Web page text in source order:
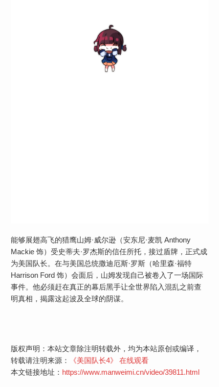
能够展翅高飞的猎鹰山姆·威尔逊（安东尼·麦凯 Anthony
Mackie 饰）受史蒂夫·罗杰斯的信任所托，接过盾牌，正式成
为美国队长。在与美国总统撒迪厄斯·罗斯（哈里森·福特
Harrison Ford 饰）会面后，山姆发现自己被卷入了一场国际
事件。他必须赶在真正的幕后黑手让全世界陷入混乱之前查
明真相，揭露这起波及全球的阴谋。
版权声明：本站文章除注明转载外，均为本站原创或编译，
转载请注明来源：
《美国队长4》 在线观看
本文链接地址： https://www.manweimi.cn/video/39811.html